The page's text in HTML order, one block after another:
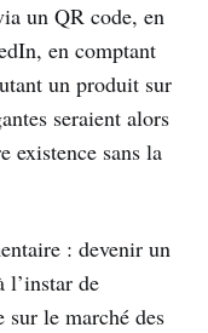
un QR code, en
en comptant
un produit sur
seraient alors
existence sans la
: devenir un
l’instar de
sur le marché des